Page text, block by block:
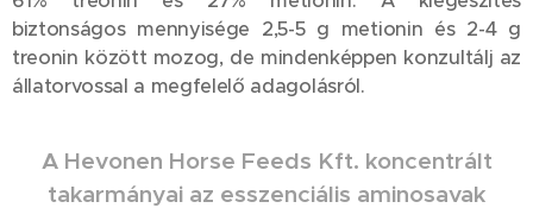
biztonságos mennyisége 2,5-5 g metionin és 2-4 g
treonin között mozog, de mindenképpen konzultálj az
állatorvossal a megfelelő adagolásról.
A Hevonen Horse Feeds Kft. koncentrált
takarmányai az esszenciális aminosavak